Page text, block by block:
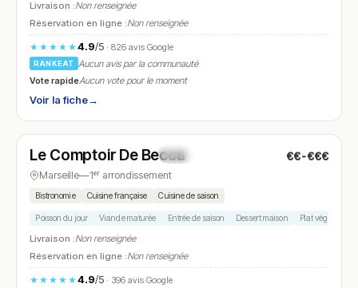
Livraison :Non renseignée
Réservation en ligne :Non renseignée
★★★★★4.9/5· 826 avis Google
RANKEAT
Aucun avis par la communauté
Vote rapideAucun vote pour le moment
Voir la fiche→
N° 5
Le Comptoir De Becca €€-€€€
Marseille—1ᵉʳ arrondissement
Bistronomie Cuisine française Cuisine de saison
Poisson du jour Viande maturée Entrée de saison Dessert maison Plat végétarien
Livraison :Non renseignée
Réservation en ligne :Non renseignée
★★★★★4.9/5· 396 avis Google